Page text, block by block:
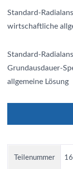
Standard-
wirtschaftliche
Standard-
Grundausdauer-
allgemeine Lösung
Teilenummer